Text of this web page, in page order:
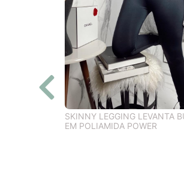
SKINNY LEGGING LEVANTA
EM POLIAMIDA POWER